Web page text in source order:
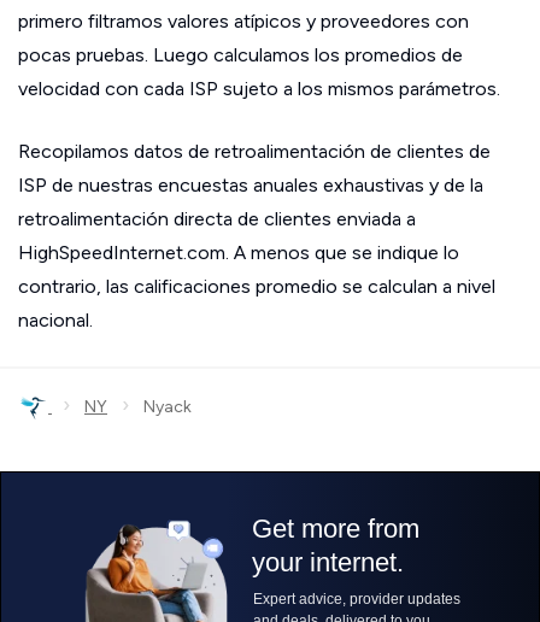
primero filtramos valores atípicos y proveedores con
pocas pruebas. Luego calculamos los promedios de
velocidad con cada ISP sujeto a los mismos parámetros.
Recopilamos datos de retroalimentación de clientes de
ISP de nuestras encuestas anuales exhaustivas y de la
retroalimentación directa de clientes enviada a
HighSpeedInternet.com. A menos que se indique lo
contrario, las calificaciones promedio se calculan a nivel
nacional.
› NY › Nyack